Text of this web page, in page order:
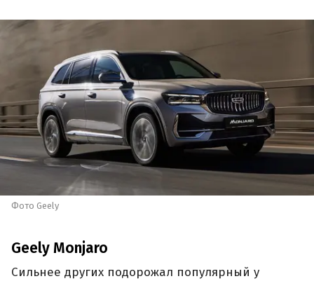
Фото Geely
Geely Monjaro
Сильнее других подорожал популярный у